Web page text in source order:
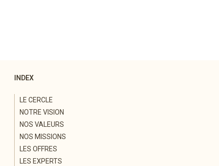
INDEX
LE CERCLE
NOTRE VISION
NOS VALEURS
NOS MISSIONS
LES OFFRES
LES EXPERTS